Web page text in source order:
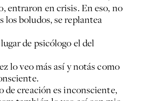
entraron en crisis. En eso, no
los boludos, se replantea
de psicólogo el del
lo veo más así y notás como
de creación es inconsciente,